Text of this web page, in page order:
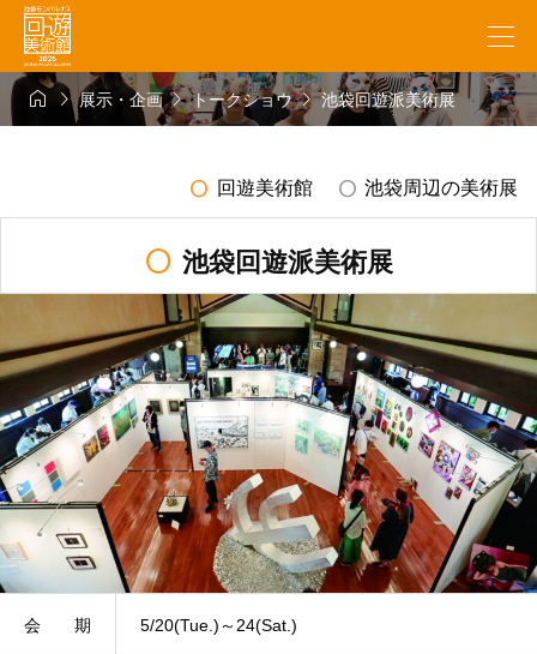
展示・企画トークショウ池袋回遊派美術展
radio_button_unchecked 回遊美術館 radio_button_unchecked 池袋周辺の美術展
radio_button_unchecked 池袋回遊派美術展
会 期 5/20(Tue.)～24(Sat.)